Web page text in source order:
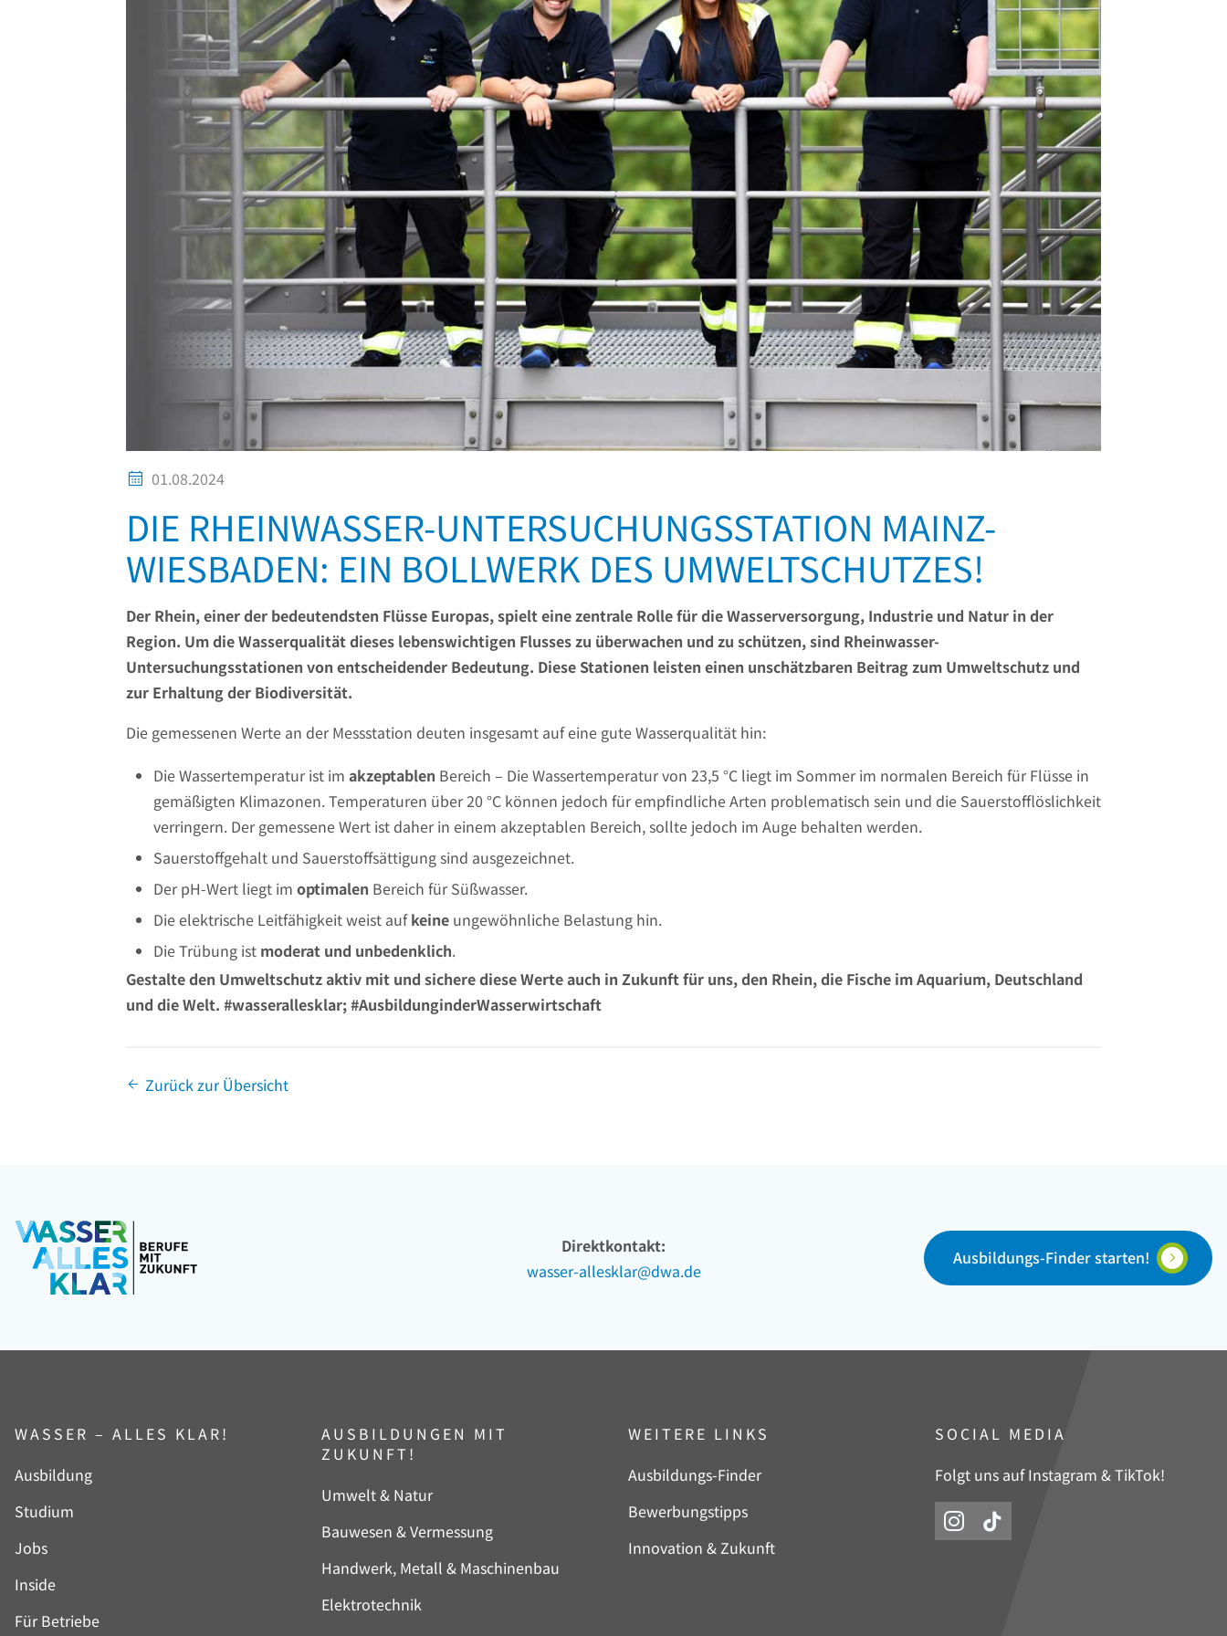
01.08.2024
DIE RHEINWASSER-UNTERSUCHUNGSSTATION MAINZ-
WIESBADEN: EIN BOLLWERK DES UMWELTSCHUTZES!
Der Rhein, einer der bedeutendsten Flüsse Europas, spielt eine zentrale Rolle für die Wasserversorgung, Industrie und Natur in der
Region. Um die Wasserqualität dieses lebenswichtigen Flusses zu überwachen und zu schützen, sind Rheinwasser-
Untersuchungsstationen von entscheidender Bedeutung. Diese Stationen leisten einen unschätzbaren Beitrag zum Umweltschutz und
zur Erhaltung der Biodiversität.
Die gemessenen Werte an der Messstation deuten insgesamt auf eine gute Wasserqualität hin:
Die Wassertemperatur ist im akzeptablen Bereich – Die Wassertemperatur von 23,5 °C liegt im Sommer im normalen Bereich für Flüsse in
gemäßigten Klimazonen. Temperaturen über 20 °C können jedoch für empfindliche Arten problematisch sein und die Sauerstofflöslichkeit
verringern. Der gemessene Wert ist daher in einem akzeptablen Bereich, sollte jedoch im Auge behalten werden.
Sauerstoffgehalt und Sauerstoffsättigung sind ausgezeichnet.
Der pH-Wert liegt im optimalen Bereich für Süßwasser.
Die elektrische Leitfähigkeit weist aufkeine ungewöhnliche Belastung hin.
Die Trübung ist moderat und unbedenklich.
Gestalte den Umweltschutz aktiv mit und sichere diese Werte auch in Zukunft für uns, den Rhein, die Fische im Aquarium, Deutschland
und die Welt. #wasserallesklar; #AusbildunginderWasserwirtschaft
Zurück zur Übersicht
Direktkontakt:
wasser-allesklar@dwa.de
Ausbildungs-Finder starten!
WASSER – ALLES KLAR!
Navigation
Ausbildung
Studium
Jobs
Inside
Für Betriebe
AUSBILDUNGEN MIT
ZUKUNFT!
Navigation
Umwelt & Natur
Bauwesen & Vermessung
Handwerk, Metall & Maschinenbau
Elektrotechnik
WEITERE LINKS
Navigation
Ausbildungs-Finder
Bewerbungstipps
Innovation & Zukunft
SOCIAL MEDIA
Folgt uns auf Instagram & TikTok!